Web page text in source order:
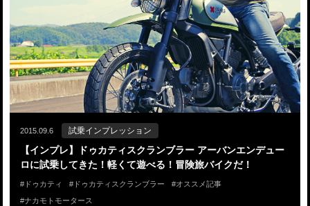
2015.09.6 試乗インプレッション
【インプレ】ドゥカティスクランブラー アーバンエンデュー
ロに試乗してきた！軽くて遊べる！冒険旅バイクだ！
ドゥカティ ドゥカティスクランブラー
オススメ記事
ナカモトモータース